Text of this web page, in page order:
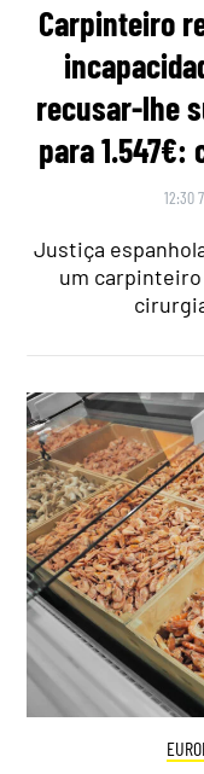
Carpinteiro
recusar-lhe
para 1.547€:
12:30
Justiça
um carpinteiro